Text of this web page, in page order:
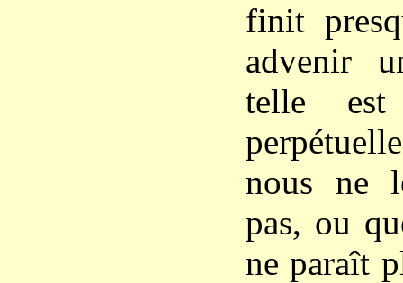
finit
advenir
telle est
nous ne
pas, ou
ne paraît